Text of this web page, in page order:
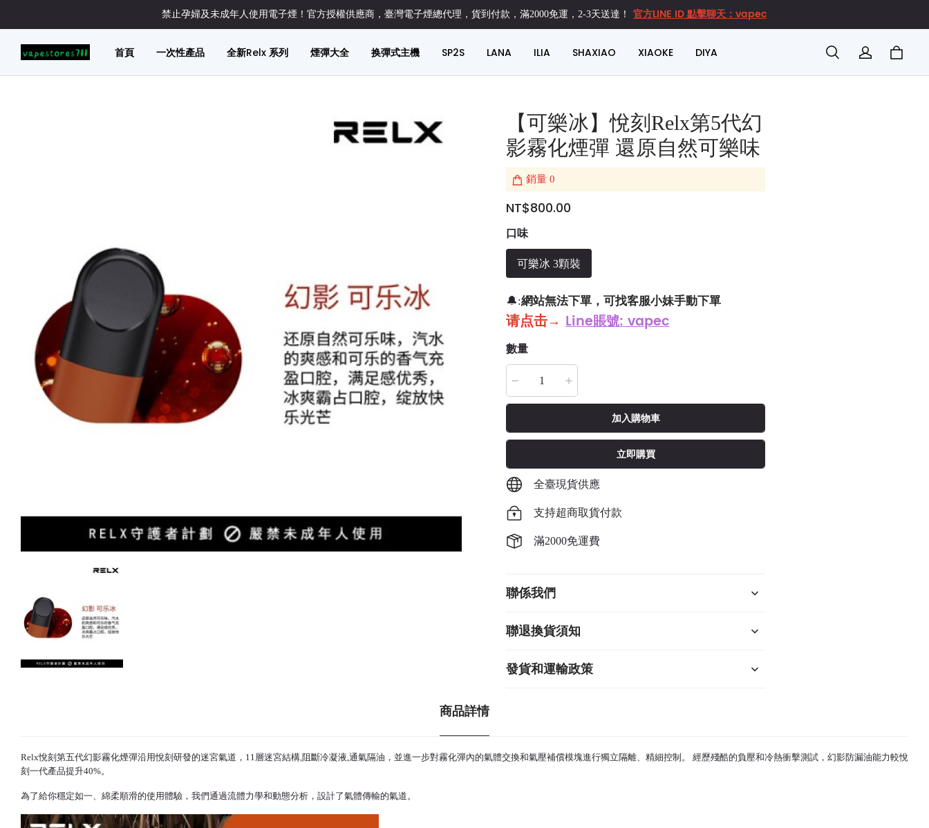
禁止孕婦及未成年人使用電子煙！官方授權供應商，臺灣電子煙總代理，貨到付款，滿2000免運，2-3天送達！ 官方LINE ID 點擊聊天：vapec
首頁 一次性產品 全新Relx 系列 煙彈大全 换彈式主機 SP2S LANA ILIA SHAXIAO XIAOKE DIYA
【可樂冰】悅刻Relx第5代幻
影霧化煙彈 還原自然可樂味
銷量 0
NT$800.00
口味
可樂冰 3顆裝
🔔:網站無法下單，可找客服小妹手動下單
请点击→ Line賬號: vapec
數量
加入購物車
立即購買
全臺現貨供應
支持超商取貨付款
滿2000免運費
聯係我們
聯退換貨須知
發貨和運輸政策
商品詳情
Relx悅刻 第五代幻影霧化煙彈沿用悅刻研發的迷宮氣道，11層迷宮結構,阻斷冷凝液,通氣隔油，並進一步對霧化彈內的氣體交換和氣壓補償模塊進行獨立隔離、精細控制。 經歷殘酷的負壓和冷熱衝擊測試，幻影防漏油能力較悅
刻 一代產品提升40%。
為了給你穩定如一、綿柔順滑的使用體驗，我們通過流體力學和動態分析，設計了氣體傳輸的氣道。